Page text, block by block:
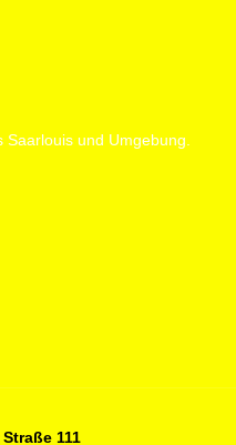
und Umgebung.
111